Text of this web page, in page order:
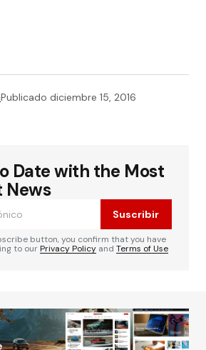
Publicado diciembre 15, 2016
Date with the Most
News
Suscribir
button, you confirm that you have
to ourPrivacy Policy and Terms of Use